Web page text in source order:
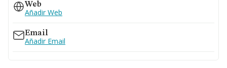
Web
Añadir Web
Email
Añadir Email